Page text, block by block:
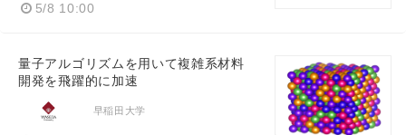
5/8 10:00
量子アルゴリズムを用いて複雑系材料
開発を飛躍的に加速
早稲田大学